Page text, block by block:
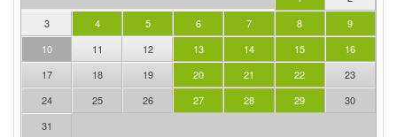
3
4 5 6 7 8
9
10
11 12 13 14 15
16
17
18 19 20 21 22
23
24
25 26 27 28 29
30
31